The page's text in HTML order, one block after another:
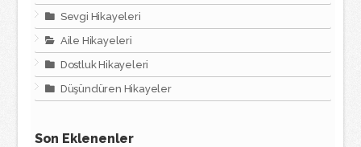
Sevgi Hikayeleri
Aile Hikayeleri
Dostluk Hikayeleri
Düşündüren Hikayeler
Son Eklenenler